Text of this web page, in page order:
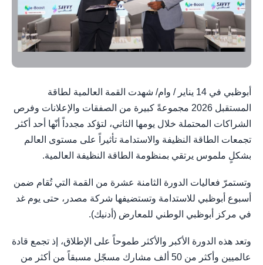
أبوظبي في 14 يناير / وام/ شهدت القمة العالمية لطاقة
المستقبل 2026 مجموعةً كبيرة من الصفقات والإعلانات وفرص
الشراكات المحتملة خلال يومها الثاني، لتؤكد مجدداً أنّها أحد أكثر
تجمعات الطاقة النظيفة والاستدامة تأثيراً على مستوى العالم
بشكلٍ ملموس يرتقي بمنظومة الطاقة النظيفة العالمية.
وتستمرّ فعاليات الدورة الثامنة عشرة من القمة التي تُقام ضمن
أسبوع أبوظبي للاستدامة وتستضيفها شركة مصدر، حتى يوم غد
في مركز أبوظبي الوطني للمعارض (أدنيك).
وتعد هذه الدورة الأكبر والأكثر طموحاً على الإطلاق، إذ تجمع قادة
عالميين وأكثر من 50 ألف مشارك مسجّل مسبقاً من أكثر من